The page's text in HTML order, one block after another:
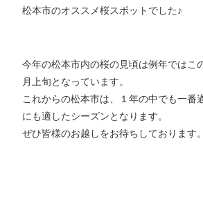
松本市のオススメ桜スポットでした♪
今年の松本市内の桜の見頃は例年ではこ
月上旬となっています。
これからの松本市は、１年の中でも一番
にも適したシーズンとなります。
ぜひ皆様のお越しをお待ちしております。